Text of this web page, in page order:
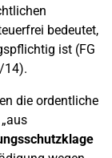
bedeutet,
ist (FG
14).
die ordentliche